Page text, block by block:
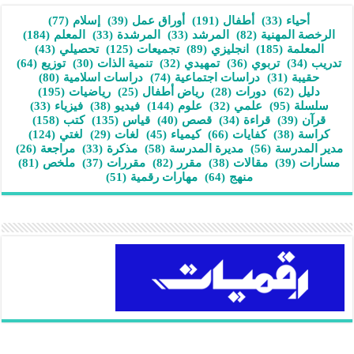
أحياء (33) أطفال (191) أوراق عمل (39) إسلام (77)
الرخصة المهنية (82) المرشد (33) المرشدة (33) المعلم (184)
المعلمة (185) انجليزي (89) تجميعات (125) تحصيلي (43)
تدريب (34) تربوي (36) تمهيدي (32) تنمية الذات (30) توزيع (64)
حقيبة (31) دراسات اجتماعية (74) دراسات اسلامية (80)
دليل (62) دورات (28) رياض أطفال (25) رياضيات (195)
سلسلة (95) علمي (32) علوم (144) فيديو (38) فيزياء (33)
قرآن (39) قراءة (34) قصص (40) قياس (135) كتب (158)
كراسة (38) كفايات (66) كيمياء (45) لغات (29) لغتي (124)
مدير المدرسة (56) مديرة المدرسة (58) مذكرة (33) مراجعة (26)
مسارات (39) مقالات (38) مقرر (82) مقررات (37) ملخص (81)
منهج (64) مهارات رقمية (51)